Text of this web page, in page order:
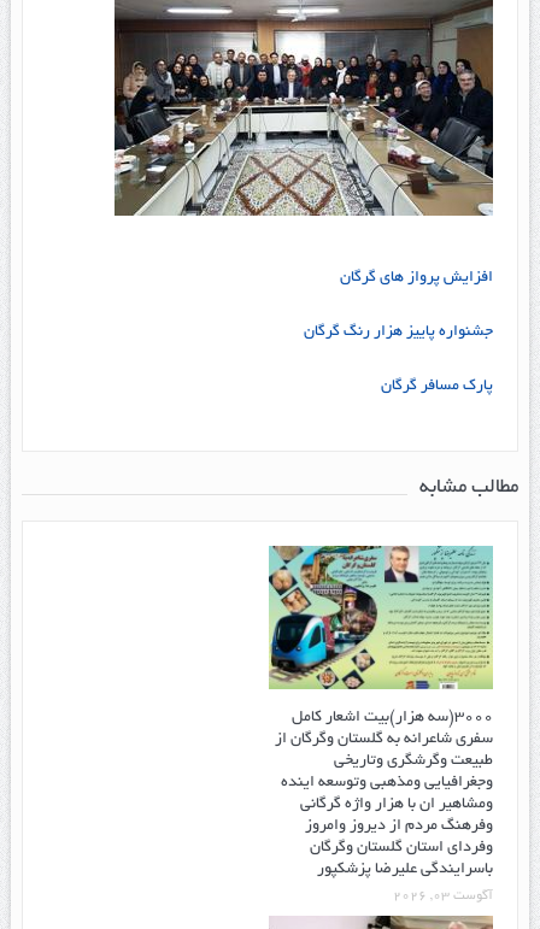
افزایش پرواز های گرگان
جشنواره پاییز هزار رنگ گرگان
پارک مسافر گرگان
مطالب مشابه
۳۰۰۰(سه هزار)بیت اشعار کامل
سفری شاعرانه به گلستان وگرگان از
طبیعت وگرشگری وتاریخی
وجغرافیایی ومذهبی وتوسعه اینده
ومشاهیر ان با هزار واژه گرگانی
وفرهنگ مردم از دیروز وامروز
وفردای استان گلستان وگرگان
باسرایندگی علیرضا پزشکپور
آگوست 03, 2026